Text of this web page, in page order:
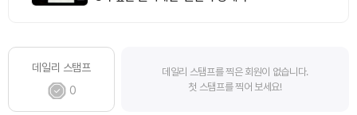
데일리 스탬프
0
데일리 스탬프를 찍은 회원이 없습니다.
첫 스탬프를 찍어 보세요!